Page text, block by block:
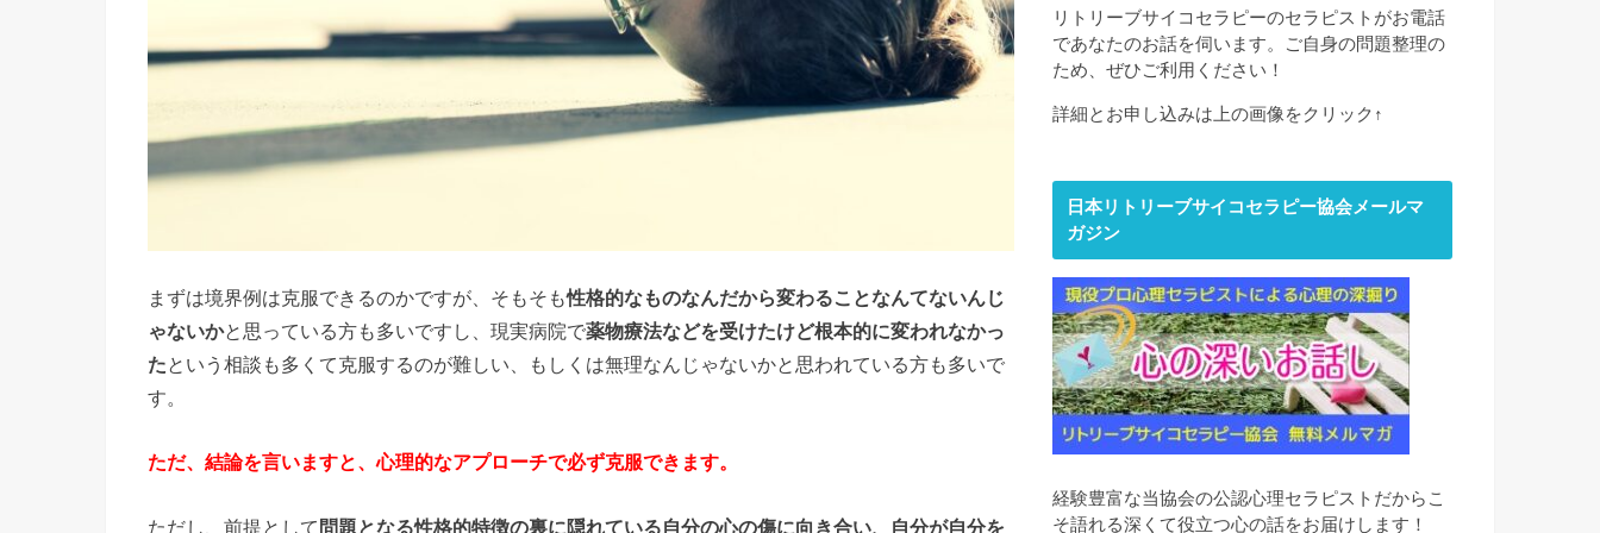
まずは境界例は克服できるのかですが、そもそも性格的なものなんだから変わることなんてないんじ
ゃないかと思っている方も多いですし、現実病院で薬物療法などを受けたけど根本的に変われなかっ
たという相談も多くて克服するのが難しい、もしくは無理なんじゃないかと思われている方も多いで
す。
ただ、結論を言いますと、心理的なアプローチで必ず克服できます。
ただし、前提として 問題となる性格的特徴の裏に隠れている自分の心の傷に向き合い、自分が自分を
リトリーブサイコセラピーのセラピストがお電話
であなたのお話を伺います。ご自身の問題整理の
ため、ぜひご利用ください！
詳細とお申し込みは上の画像をクリック↑
日本リトリーブサイコセラピー協会メールマ
ガジン
経験豊富な当協会の公認心理セラピストだからこ
そ語れる深くて役立つ心の話をお届けします！